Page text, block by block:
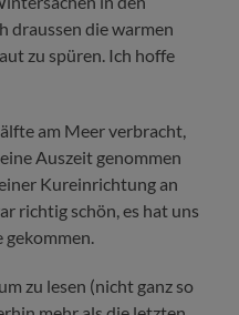
draussen die warmen
zu spüren. Ich hoffe
am Meer verbracht,
Auszeit genommen
Kureinrichtung an
richtig schön, es hat uns
gekommen.
zu lesen (nicht ganz so